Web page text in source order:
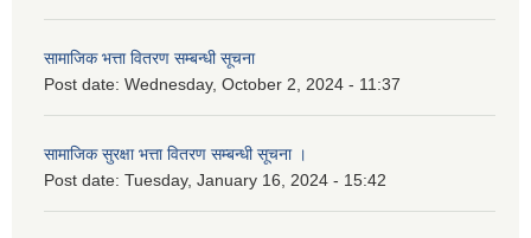
सामाजिक भत्ता वितरण सम्बन्धी सूचना
Post date: Wednesday, October 2, 2024 - 11:37
सामाजिक सुरक्षा भत्ता वितरण सम्बन्धी सूचना ।
Post date: Tuesday, January 16, 2024 - 15:42